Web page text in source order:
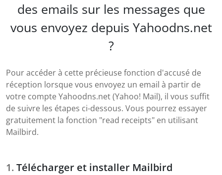
des emails sur les messages que
vous envoyez depuis Yahoodns.net
?
Pour accéder à cette précieuse fonction d'accusé de
réception lorsque vous envoyez un email à partir de
votre compte Yahoodns.net (Yahoo! Mail), il vous suffit
de suivre les étapes ci-dessous. Vous pourrez essayer
gratuitement la fonction "read receipts" en utilisant
Mailbird.
Télécharger et installer Mailbird